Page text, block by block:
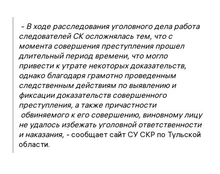
- В ходе расследования уголовного дела работа
следователей СК осложнялась тем, что с
момента совершения преступления прошел
длительный период времени, что могло
привести к утрате некоторых доказательств,
однако благодаря грамотно проведенным
следственным действиям по выявлению и
фиксации доказательств совершенного
преступления, а также причастности
обвиняемого к его совершению, виновному лицу
не удалось избежать уголовной ответственности
и наказания, - сообщает сайт СУ СКР по Тульской
области.